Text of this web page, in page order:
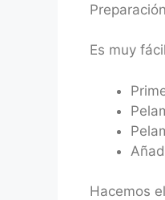
Es muy
Hacemos